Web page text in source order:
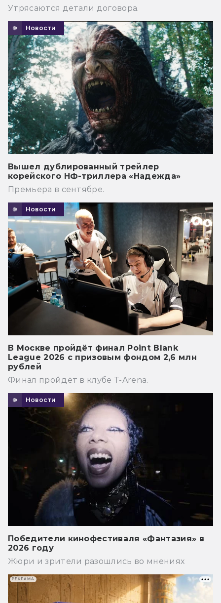
Утрясаются детали договора.
Новости
Вышел дублированный трейлер
корейского НФ-триллера «Надежда»
Премьера в сентябре.
Новости
В Москве пройдёт финал Point Blank
League 2026 с призовым фондом 2,6 млн
рублей
Финал пройдёт в клубе T-Arena.
Новости
Победители кинофестиваля «Фантазия» в
2026 году
Жюри и зрители разошлись во мнениях
РЕКЛАМА